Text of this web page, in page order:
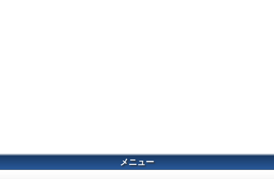
メニュー